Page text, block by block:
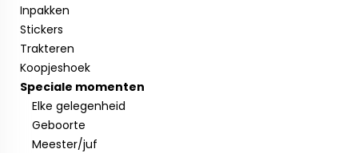
Inpakken
Stickers
Trakteren
Koopjeshoek
Speciale momenten
Elke gelegenheid
Geboorte
Meester/juf